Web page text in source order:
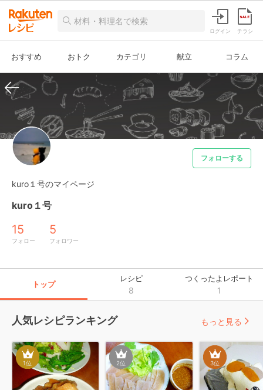
ログイン チラシ
おすすめ おトク カテゴリ 献立 コラム
フォローする
kuro１号のマイページ
kuro１号
15
フォロー
5
フォロワー
トップ
レシピ
8
つくったよレポート
1
人気レシピランキング
1位 2位 3位
もっと見る